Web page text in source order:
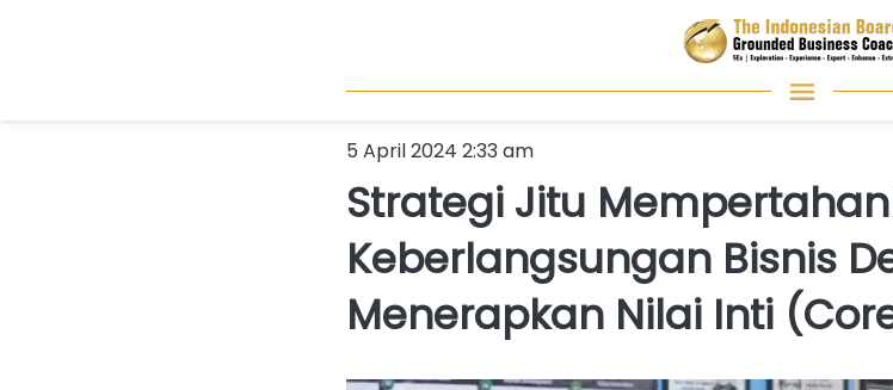
5 April 2024 2:33 am
Strategi Jitu
Keberlangsungan Bisnis
Menerapkan Nilai Inti